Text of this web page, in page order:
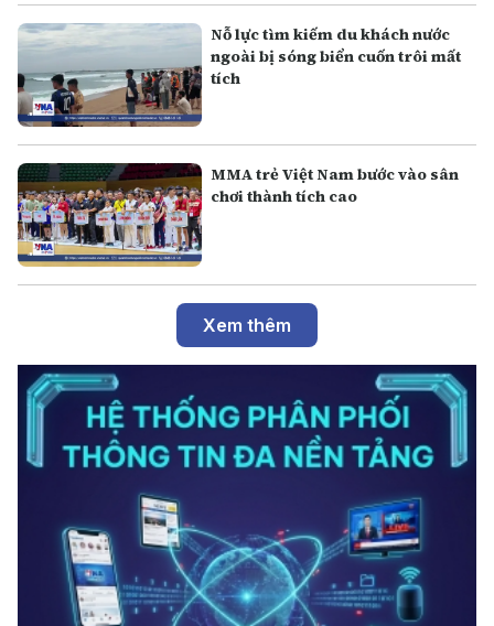
Nỗ lực tìm kiếm du khách nước
ngoài bị sóng biển cuốn trôi mất
tích
MMA trẻ Việt Nam bước vào sân
chơi thành tích cao
Xem thêm